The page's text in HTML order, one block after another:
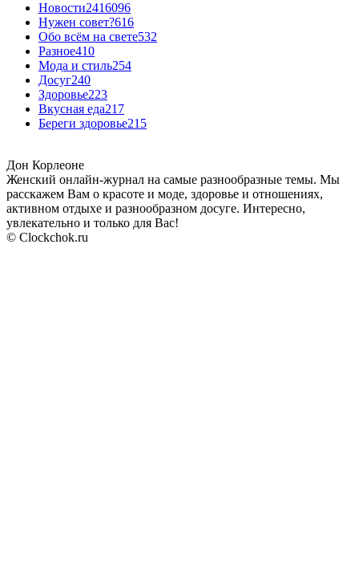
Новости2416096
Нужен совет?616
Обо всём на свете532
Разное410
Мода и стиль254
Досуг240
Здоровье223
Вкусная еда217
Береги здоровье215
Дон Корлеоне
Женский онлайн-журнал на самые разнообразные темы. Мы
расскажем Вам о красоте и моде, здоровье и отношениях,
активном отдыхе и разнообразном досуге. Интересно,
увлекательно и только для Вас!
© Clockchok.ru